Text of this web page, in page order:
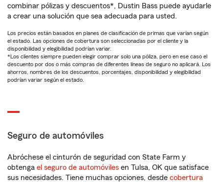
combinar pólizas y descuentos*, Dustin Bass puede ayudarle
a crear una solución que sea adecuada para usted.
Los precios están basados en planes de clasificación de primas que varían según
el estado. Las opciones de cobertura son seleccionadas por el cliente y la
disponibilidad y elegibilidad podrían variar.
*Los clientes siempre pueden elegir comprar solo una póliza, pero en ese caso el
descuento por dos o más compras de diferentes líneas de seguro no aplicará. Los
ahorros, nombres de los descuentos, porcentajes, disponibilidad y elegibilidad
podrían variar según el estado.
Seguro de automóviles
Abróchese el cinturón de seguridad con State Farm y
obtenga el seguro de automóviles en Tulsa, OK que satisface
sus necesidades. Tiene muchas opciones, desde cobertura